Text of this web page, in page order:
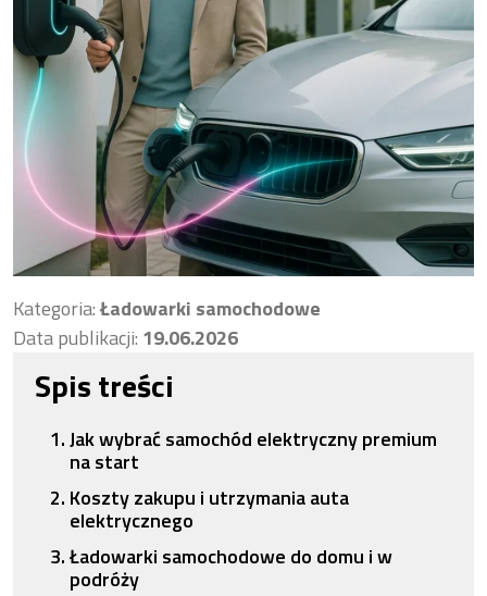
Kategoria:Ładowarki samochodowe
Data publikacji: 19.06.2026
Spis treści
Jak wybrać samochód elektryczny premium
na start
Koszty zakupu i utrzymania auta
elektrycznego
Ładowarki samochodowe do domu i w
podróży